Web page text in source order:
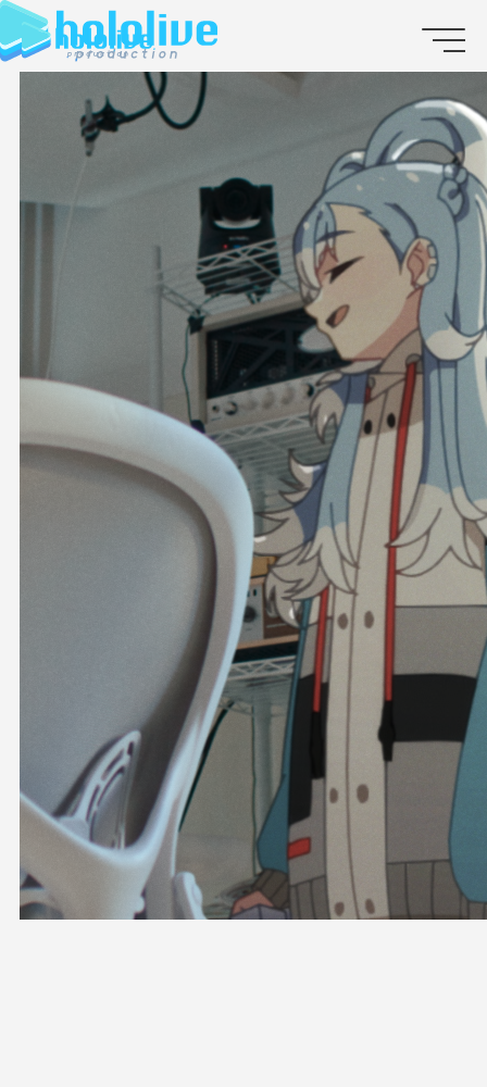
EN
JP
ABOUT
TALENT
NEWS
AUDITION
COLLABORATION
SUPPORT ADVERTISING
OFFICIAL SHOP
未成年の方々へのお願い
二次創作ガイドライン
よくある質問
サポーターガイドライン